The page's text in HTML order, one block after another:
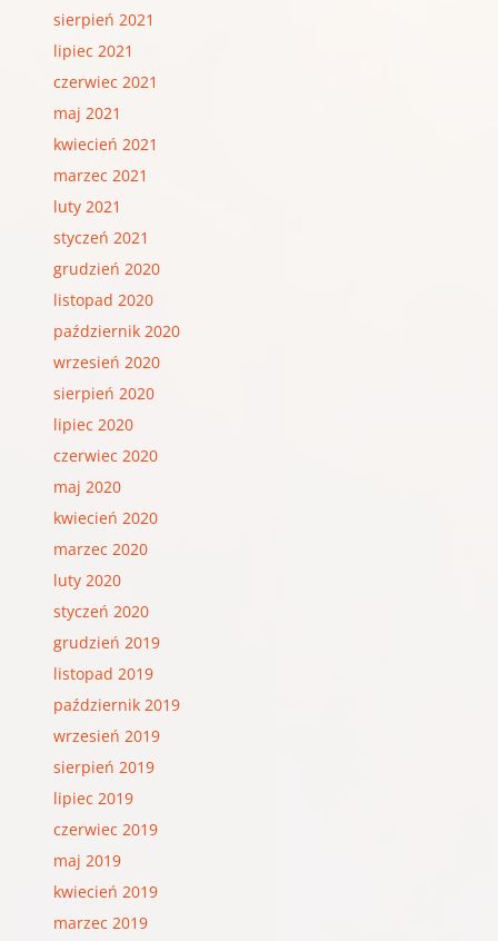
sierpień 2021
lipiec 2021
czerwiec 2021
maj 2021
kwiecień 2021
marzec 2021
luty 2021
styczeń 2021
grudzień 2020
listopad 2020
październik 2020
wrzesień 2020
sierpień 2020
lipiec 2020
czerwiec 2020
maj 2020
kwiecień 2020
marzec 2020
luty 2020
styczeń 2020
grudzień 2019
listopad 2019
październik 2019
wrzesień 2019
sierpień 2019
lipiec 2019
czerwiec 2019
maj 2019
kwiecień 2019
marzec 2019